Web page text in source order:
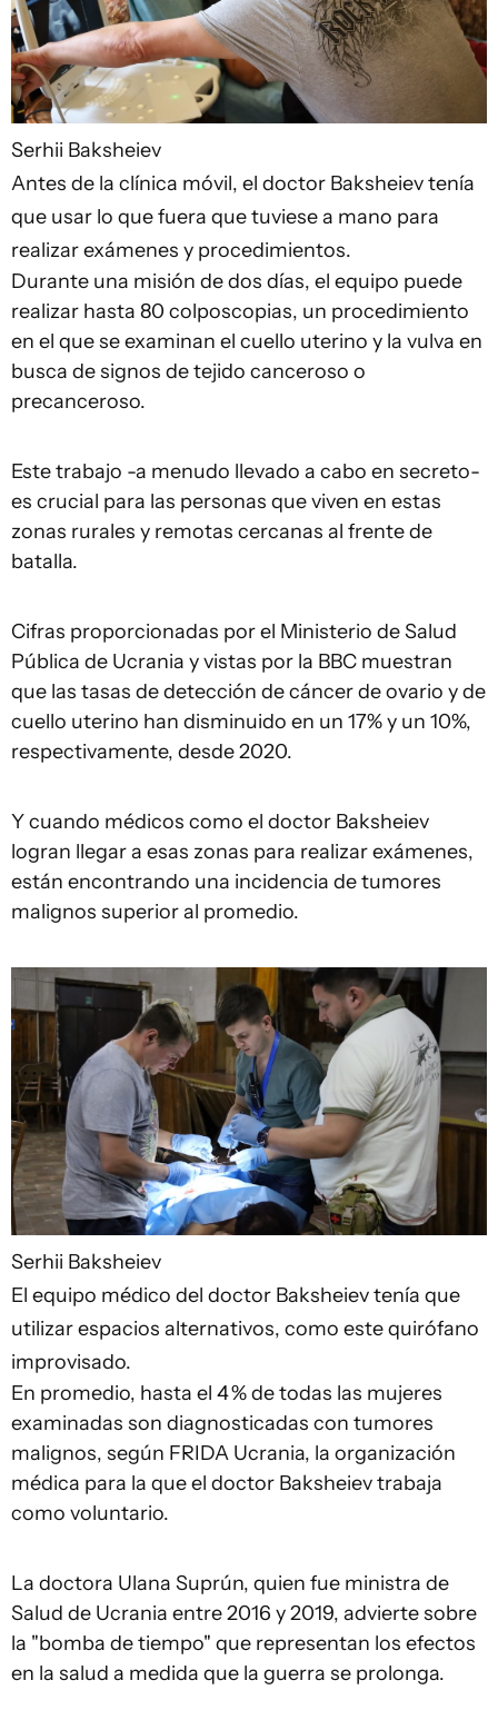
Serhii Baksheiev
Antes de la clínica móvil, el doctor Baksheiev tenía
que usar lo que fuera que tuviese a mano para
realizar exámenes y procedimientos.
Durante una misión de dos días, el equipo puede
realizar hasta 80 colposcopias, un procedimiento
en el que se examinan el cuello uterino y la vulva en
busca de signos de tejido canceroso o
precanceroso.
Este trabajo -a menudo llevado a cabo en secreto-
es crucial para las personas que viven en estas
zonas rurales y remotas cercanas al frente de
batalla.
Cifras proporcionadas por el Ministerio de Salud
Pública de Ucrania y vistas por la BBC muestran
que las tasas de detección de cáncer de ovario y de
cuello uterino han disminuido en un 17% y un 10%,
respectivamente, desde 2020.
Y cuando médicos como el doctor Baksheiev
logran llegar a esas zonas para realizar exámenes,
están encontrando una incidencia de tumores
malignos superior al promedio.
Serhii Baksheiev
El equipo médico del doctor Baksheiev tenía que
utilizar espacios alternativos, como este quirófano
improvisado.
En promedio, hasta el 4 % de todas las mujeres
examinadas son diagnosticadas con tumores
malignos, según FRIDA Ucrania, la organización
médica para la que el doctor Baksheiev trabaja
como voluntario.
La doctora Ulana Suprún, quien fue ministra de
Salud de Ucrania entre 2016 y 2019, advierte sobre
la "bomba de tiempo" que representan los efectos
en la salud a medida que la guerra se prolonga.